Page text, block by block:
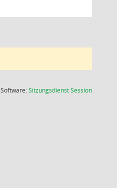
Software:SitzungsdienstSession(Wird in